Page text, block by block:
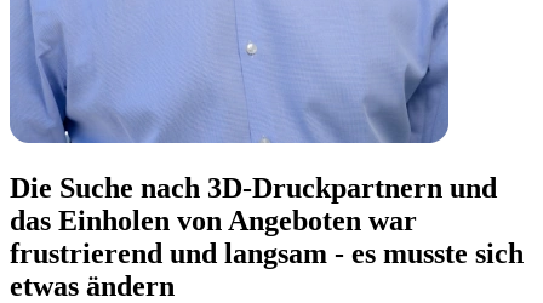
Die Suche nach 3D-Druckpartnern und
das Einholen von Angeboten war
frustrierend und langsam - es musste sich
etwas ändern